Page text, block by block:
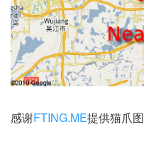
感谢FTING.ME提供猫爪图